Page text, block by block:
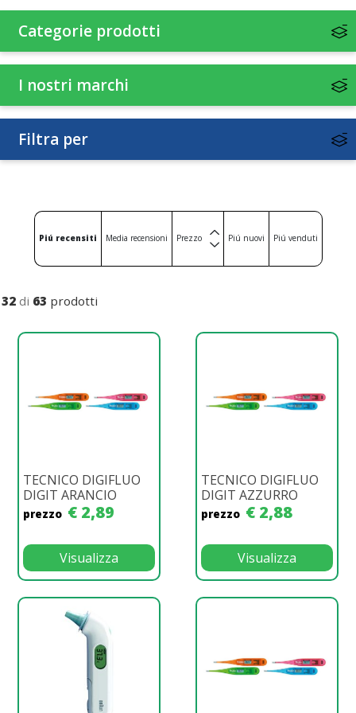
Categorie prodotti
I nostri marchi
Filtra per
Piú recensiti Media recensioni Prezzo Piú nuovi Piú venduti
32 di 63 prodotti
TECNICO DIGIFLUO
DIGIT ARANCIO
prezzo € 2,89
Visualizza
TECNICO DIGIFLUO
DIGIT AZZURRO
prezzo € 2,88
Visualizza